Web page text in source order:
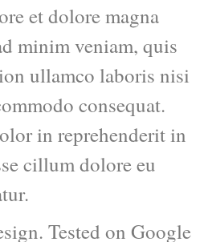
et dolore magna
minim veniam, quis
ullamco laboris nisi
consequat.
in reprehenderit in
cillum dolore eu
Tested on Google